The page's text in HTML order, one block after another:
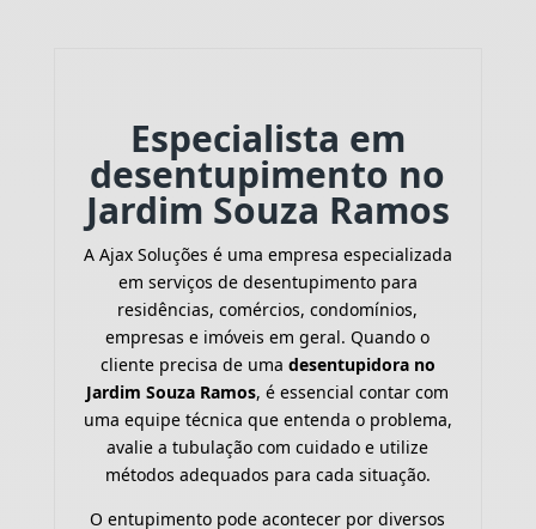
Especialista em
desentupimento no
Jardim Souza Ramos
A Ajax Soluções é uma empresa especializada
em serviços de desentupimento para
residências, comércios, condomínios,
empresas e imóveis em geral. Quando o
cliente precisa de uma desentupidora no
Jardim Souza Ramos, é essencial contar com
uma equipe técnica que entenda o problema,
avalie a tubulação com cuidado e utilize
métodos adequados para cada situação.
O entupimento pode acontecer por diversos